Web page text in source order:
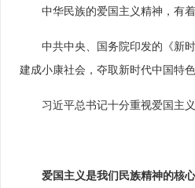
中华民族的爱国主义精神，有着
中共中央、国务院印发的《新时
建成小康社会，夺取新时代中国特
习近平总书记十分重视爱国主义
爱国主义是我们民族精神的核